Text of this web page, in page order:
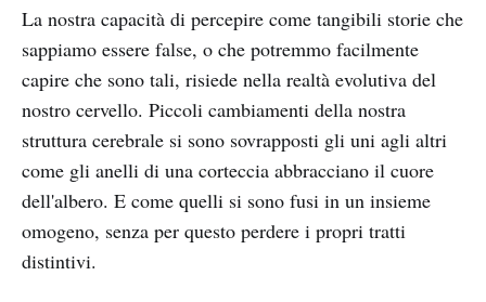
La nostra capacità di percepire come tangibili storie che
sappiamo essere false, o che potremmo facilmente
capire che sono tali, risiede nella realtà evolutiva del
nostro cervello. Piccoli cambiamenti della nostra
struttura cerebrale si sono sovrapposti gli uni agli altri
come gli anelli di una corteccia abbracciano il cuore
dell'albero. E come quelli si sono fusi in un insieme
omogeno, senza per questo perdere i propri tratti
distintivi.